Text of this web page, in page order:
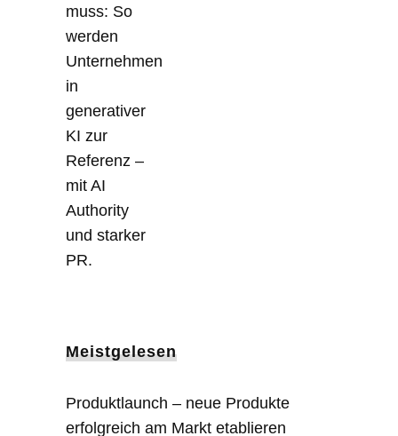
Meistgelesen
Produktlaunch – neue Produkte
erfolgreich am Markt etablieren